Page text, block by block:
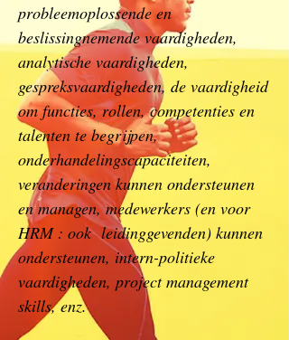
probleemoplossende en
beslissingnemende vaardigheden,
analytische vaardigheden,
gespreksvaardigheden, de vaardigheid
om functies, rollen, competenties en
talenten te begrijpen,
onderhandelingscapaciteiten,
veranderingen kunnen ondersteunen
en managen, medewerkers (en voor
HRM : ook leidinggevenden) kunnen
ondersteunen, intern-politieke
vaardigheden, project management
skills, enz.